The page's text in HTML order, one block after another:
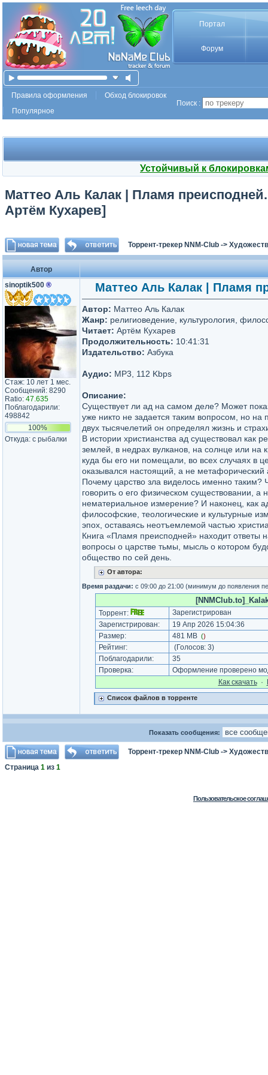
Портал
Форум
Правила оформления
Обход блокировок
Популярное
Поиск :
Устойчивый к
Маттео Аль Калак | Пламя
Артём Кухарев]
Торрент-трекер NNM-Club ->
Автор
sinoptik500 ®
Стаж: 10 лет 1 мес.
Сообщений: 8290
Ratio: 47.635
Поблагодарили:
498842
100%
Откуда: с рыбалки
Маттео Аль Калак | Пламя
Автор: Маттео Аль Калак
Жанр: религиоведение, культурология,
Читает: Артём Кухарев
Продолжительность: 10:41:31
Издательство: Азбука
Аудио: MP3, 112 Kbps
Описание:
Существует ли ад на самом деле? Может
уже никто не задается таким вопросом, но на
двух тысячелетий он определял жизнь и
В истории христианства ад существовал как
землей, в недрах вулканов, на солнце или на
куда бы его ни помещали, во всех случаях в
оказывался настоящий, а не метафорический
Почему царство зла виделось именно таким?
говорить о его физическом существовании, а
нематериальное измерение? И наконец, как
философские, теологические и культурные
эпох, оставаясь неотъемлемой частью
Книга «Пламя преисподней» находит ответы
вопросы о царстве тьмы, мысль о котором
общество по сей день.
От автора:
Время раздачи: с 09:00 до 21:00 (минимум до появления
Торрент:
Зарегистрирован
Зарегистрирован:
19 Апр 2026 15:04:36
Размер:
481 MB ()
Рейтинг: (Голосов: 3)
Поблагодарили:
35
Проверка:
Оформление проверено
Как cкачать·
Список файлов в торренте
Показать сообщения:
Торрент-трекер NNM-Club ->
Страница 1 из 1
Пользовательское